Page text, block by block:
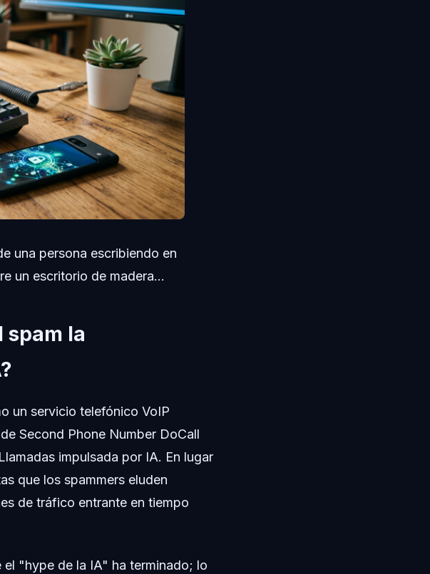
una persona escribiendo en
un escritorio de madera...
spam la
un servicio telefónico VoIP
Second Phone Number DoCall
impulsada por IA. En lugar
que los spammers eluden
de tráfico entrante en tiempo
"hype de la IA" ha terminado; lo